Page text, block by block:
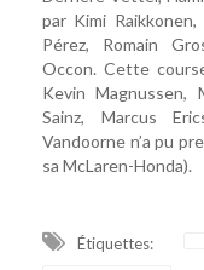
par Kimi Raikkonen,
Pérez, Romain
Occon. Cette
Kevin Magnussen,
Sainz, Marcus
Vandoorne n’a pu
sa McLaren-Honda).
Étiquettes: